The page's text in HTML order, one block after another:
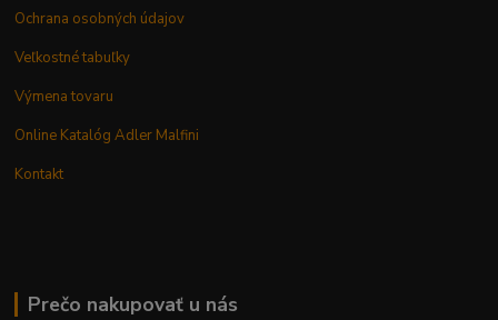
Ochrana osobných údajov
Veľkostné tabuľky
Výmena tovaru
Online Katalóg Adler Malfini
Kontakt
Prečo nakupovať u nás